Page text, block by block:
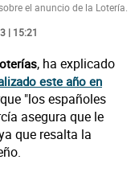
el anuncio de la Lotería.
| 15:21
, ha explicado
este año en
"los españoles
asegura que le
que resalta la